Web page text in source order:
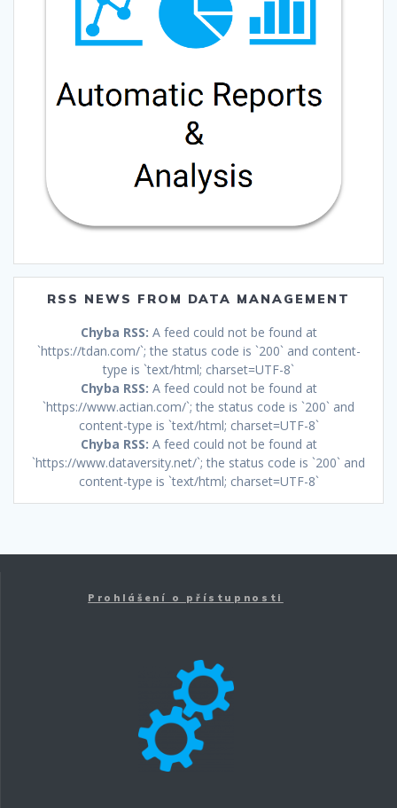
RSS NEWS FROM DATA MANAGEMENT
Chyba RSS: A feed could not be found at
`https://tdan.com/`; the status code is `200` and content-
type is `text/html; charset=UTF-8`
Chyba RSS: A feed could not be found at
`https://www.actian.com/`; the status code is `200` and
content-type is `text/html; charset=UTF-8`
Chyba RSS: A feed could not be found at
`https://www.dataversity.net/`; the status code is `200` and
content-type is `text/html; charset=UTF-8`
Prohlášení o přístupnosti